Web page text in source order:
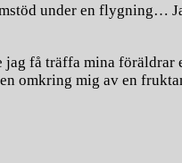
under en flygning…
få träffa mina
omkring mig av en